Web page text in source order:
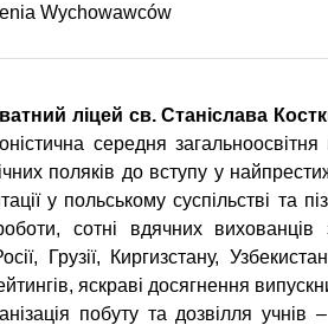
Wychowawców
ліцей св. Станіслава
середня
поляків до вступу у
у польському суспільстві та
сотні вдячних вихованців
Грузії, Киргизстану,
яскраві досягнення
побуту та дозвілля